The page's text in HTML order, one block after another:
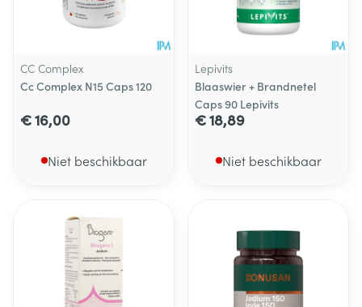
CC Complex
Cc Complex N15 Caps 120
€ 16,00
Niet beschikbaar
Lepivits
Blaaswier + Brandnetel
Caps 90 Lepivits
€ 18,89
Niet beschikbaar